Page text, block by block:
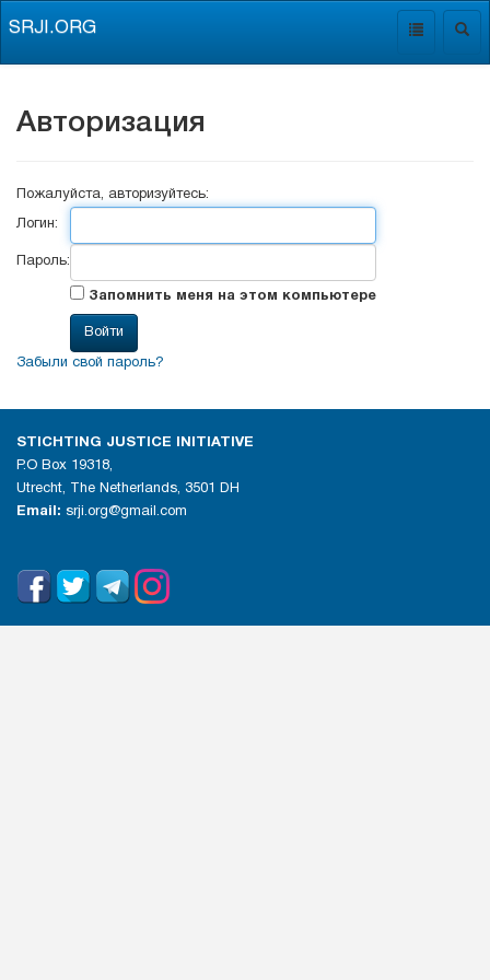
Toggle
SRJI.ORG
Авторизация
Пожалуйста, авторизуйтесь:
Логин:
Пароль:
Запомнить меня на этом компьютере
Забыли свой пароль?
STICHTING JUSTICE INITIATIVE
P.O Box 19318,
Utrecht, The Netherlands, 3501 DH
Email: srji.org@gmail.com